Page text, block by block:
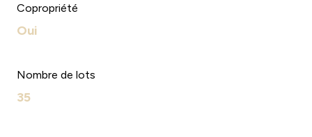
Copropriété
Oui
Nombre de lots
35